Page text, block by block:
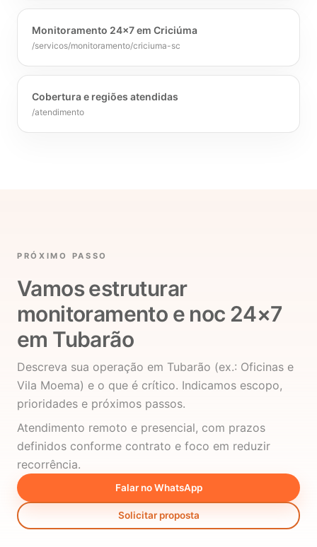
Monitoramento 24x7 em Criciúma
/servicos/monitoramento/criciuma-sc
Cobertura e regiões atendidas
/atendimento
PRÓXIMO PASSO
Vamos estruturar
monitoramento e noc 24×7
em Tubarão
Descreva sua operação em Tubarão (ex.: Oficinas e
Vila Moema) e o que é crítico. Indicamos escopo,
prioridades e próximos passos.
Atendimento remoto e presencial, com prazos
definidos conforme contrato e foco em reduzir
recorrência.
Falar no WhatsApp
Solicitar proposta